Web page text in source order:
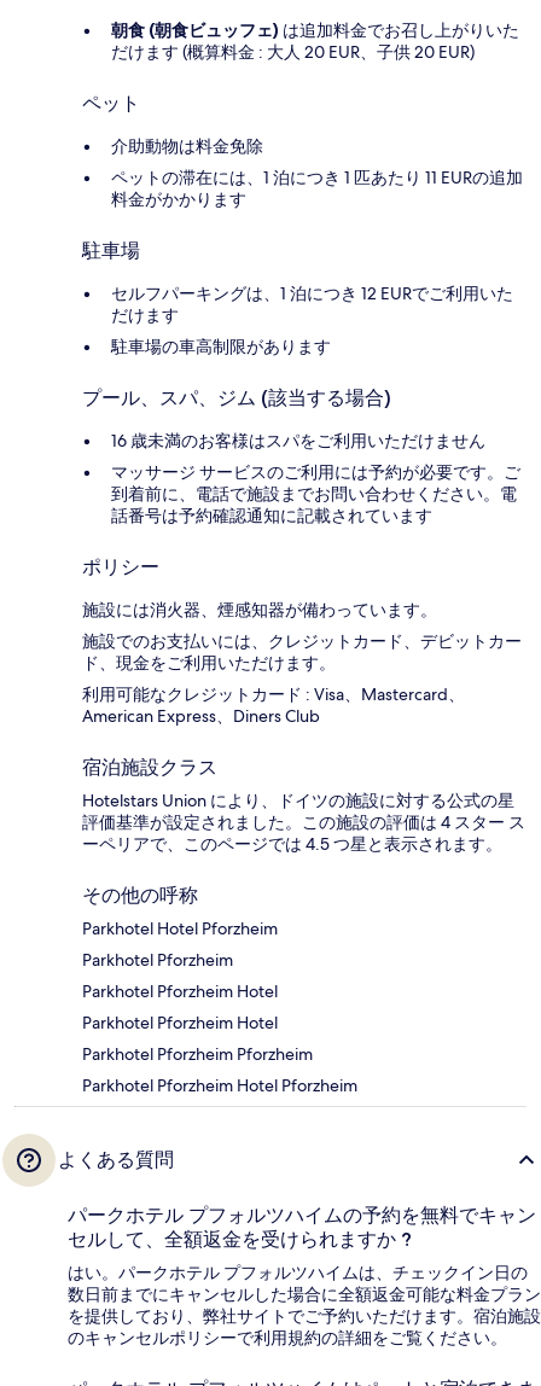
朝食 (朝食ビュッフェ) は追加料金でお召し上がりいた
だけます (概算料金 : 大人 20 EUR、子供 20 EUR)
ペット
介助動物は料金免除
ペットの滞在には、1 泊につき 1 匹あたり 11 EURの追加
料金がかかります
駐車場
セルフパーキングは、1 泊につき 12 EURでご利用いた
だけます
駐車場の車高制限があります
プール、スパ、ジム (該当する場合)
16 歳未満のお客様はスパをご利用いただけません
マッサージ サービスのご利用には予約が必要です。ご
到着前に、電話で施設までお問い合わせください。電
話番号は予約確認通知に記載されています
ポリシー
施設には消火器、煙感知器が備わっています。
施設でのお支払いには、クレジットカード、デビットカー
ド、現金をご利用いただけます。
利用可能なクレジットカード : Visa、Mastercard、
American Express、Diners Club
宿泊施設クラス
Hotelstars Union により、ドイツの施設に対する公式の星
評価基準が設定されました。この施設の評価は 4 スター ス
ーペリアで、このページでは 4.5 つ星と表示されます。
その他の呼称
Parkhotel Hotel Pforzheim
Parkhotel Pforzheim
Parkhotel Pforzheim Hotel
Parkhotel Pforzheim Hotel
Parkhotel Pforzheim Pforzheim
Parkhotel Pforzheim Hotel Pforzheim
よくある質問
パークホテル プフォルツハイムの予約を無料でキャン
セルして、全額返金を受けられますか ?
はい。パークホテル プフォルツハイムは、チェックイン日の
数日前までにキャンセルした場合に全額返金可能な料金プラン
を提供しており、弊社サイトでご予約いただけます。宿泊施設
のキャンセルポリシーで利用規約の詳細をご覧ください。